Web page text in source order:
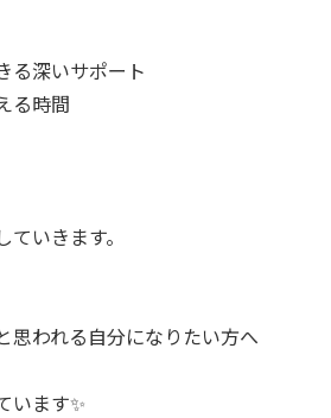
る深いサポート
る時間
いきます。
思われる自分になりたい方へ
います✨